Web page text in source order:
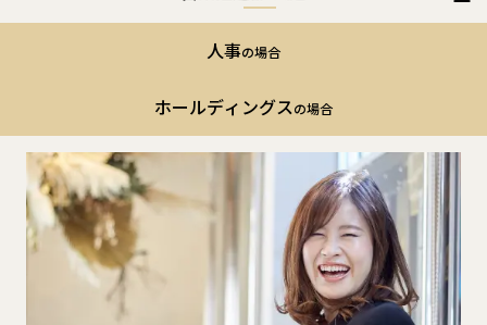
営業推進部の場合
人事の場合
ホールディングスの場合
営業推進部のキャリア例